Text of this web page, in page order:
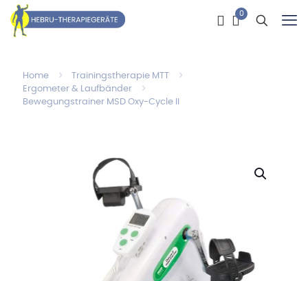
0
Home
Trainingstherapie MTT
Ergometer & Laufbänder
Bewegungstrainer MSD Oxy-Cycle II